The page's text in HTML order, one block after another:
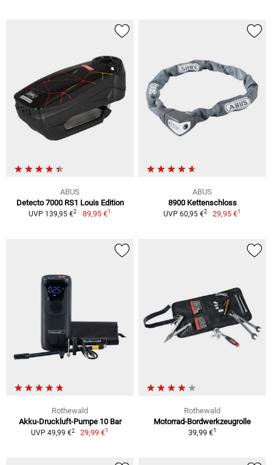
ABUS
Detecto 7000 RS1 Louis Edition
UVP 139,95 €2 89,95 €1
ABUS
8900 Kettenschloss
UVP 60,95 €2 29,95 €1
Rothewald
Akku-Druckluft-Pumpe 10 Bar
UVP 49,99 €2 29,99 €1
Rothewald
Motorrad-Bordwerkzeugrolle
39,99 €1